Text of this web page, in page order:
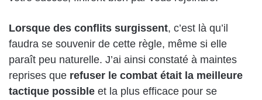
Lorsque des conflits surgissent, c’est là qu’il
faudra se souvenir de cette règle, même si elle
paraît peu naturelle. J’ai ainsi constaté à maintes
reprises que refuser le combat était la meilleure
tactique possible et la plus efficace pour se